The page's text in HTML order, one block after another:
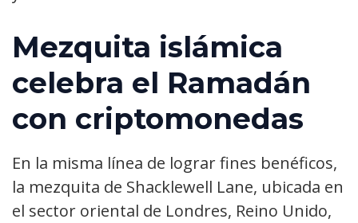
Mezquita islámica
celebra el Ramadán
con criptomonedas
En la misma línea de lograr fines benéficos,
la mezquita de Shacklewell Lane, ubicada en
el sector oriental de Londres, Reino Unido,